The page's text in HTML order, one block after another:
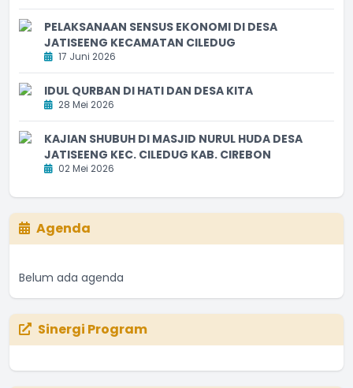
PELAKSANAAN SENSUS EKONOMI DI DESA
JATISEENG KECAMATAN CILEDUG
17 Juni 2026
IDUL QURBAN DI HATI DAN DESA KITA
28 Mei 2026
KAJIAN SHUBUH DI MASJID NURUL HUDA DESA
JATISEENG KEC. CILEDUG KAB. CIREBON
02 Mei 2026
Agenda
Belum ada agenda
Sinergi Program